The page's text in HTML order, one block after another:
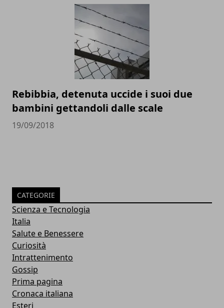
Rebibbia, detenuta uccide i suoi due
bambini gettandoli dalle scale
19/09/2018
CATEGORIE
Scienza e Tecnologia
Italia
Salute e Benessere
Curiosità
Intrattenimento
Gossip
Prima pagina
Cronaca italiana
Esteri